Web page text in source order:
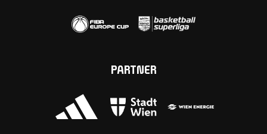
PARTNER